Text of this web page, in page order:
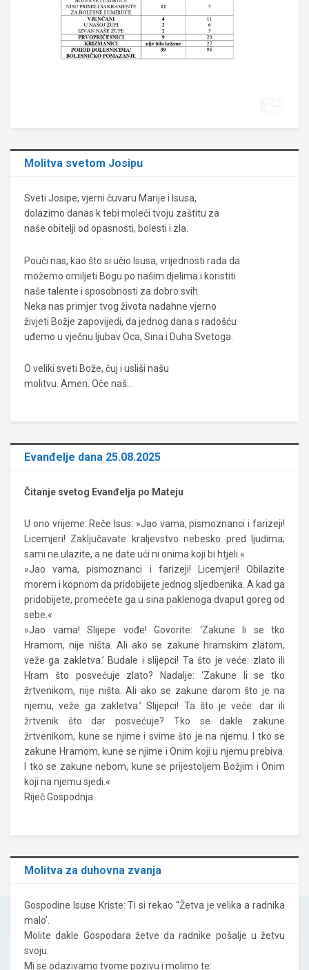
Molitva svetom Josipu
Sveti Josipe, vjerni čuvaru Marije i Isusa,
dolazimo danas k tebi moleći tvoju zaštitu za
naše obitelji od opasnosti, bolesti i zla.
Pouči nas, kao što si učio Isusa, vrijednosti rada da
možemo omiljeti Bogu po našim djelima i koristiti
naše talente i sposobnosti za dobro svih.
Neka nas primjer tvog života nadahne vjerno
živjeti Božje zapovijedi, da jednog dana s radošću
uđemo u vječnu ljubav Oca, Sina i Duha Svetoga.
O veliki sveti Bože, čuj i usliši našu
molitvu. Amen. Oče naš…
Evanđelje dana 25.08.2025
Čitanje svetog Evanđelja po Mateju
U ono vrijeme: Reče Isus: »Jao vama, pismoznanci i farizeji!
Licemjeri! Zaključavate kraljevstvo nebesko pred ljudima;
sami ne ulazite, a ne date ući ni onima koji bi htjeli.«
»Jao vama, pismoznanci i farizeji! Licemjeri! Obilazite
morem i kopnom da pridobijete jednog sljedbenika. A kad ga
pridobijete, promećete ga u sina paklenoga dvaput goreg od
sebe.«
»Jao vama! Slijepe vođe! Govorite: ‘Zakune li se tko
Hramom, nije ništa. Ali ako se zakune hramskim zlatom,
veže ga zakletva.’ Budale i slijepci! Ta što je veće: zlato ili
Hram što posvećuje zlato? Nadalje: ‘Zakune li se tko
žrtvenikom, nije ništa. Ali ako se zakune darom što je na
njemu, veže ga zakletva.’ Slijepci! Ta što je veće: dar ili
žrtvenik što dar posvećuje? Tko se dakle zakune
žrtvenikom, kune se njime i svime što je na njemu. I tko se
zakune Hramom, kune se njime i Onim koji u njemu prebiva.
I tko se zakune nebom, kune se prijestoljem Božjim i Onim
koji na njemu sjedi.«
Riječ Gospodnja.
Molitva za duhovna zvanja
Gospodine Isuse Kriste: Ti si rekao “Žetva je velika a radnika
malo’.
Molite dakle Gospodara žetve da radnike pošalje u žetvu
svoju.
Mi se odazivamo tvome pozivu i molimo te: